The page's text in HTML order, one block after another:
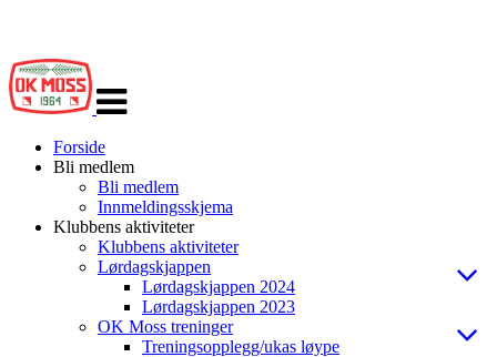
navigasjon
Forside
Bli medlem
Bli medlem
Innmeldingsskjema
Klubbens aktiviteter
Klubbens aktiviteter
Lørdagskjappen
Lørdagskjappen 2024
Lørdagskjappen 2023
OK Moss treninger
Treningsopplegg/ukas løype